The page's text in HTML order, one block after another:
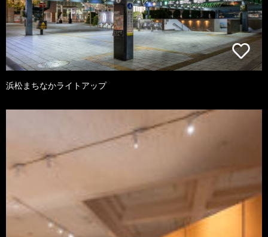
浜松まちなかライトアップ